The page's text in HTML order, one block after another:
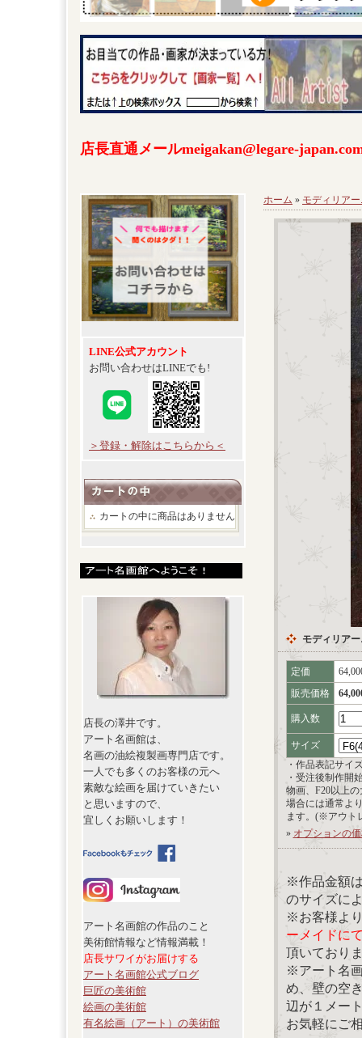
店長直通メールmeigakan@legare-
LINE公式アカウント
お問い合わせはLINEでも!
＞登録・解除はこちらから＜
カートの中に商品はありません
店長の澤井です。
アート名画館は、
名画の油絵複製画専門店です。
一人でも多くのお客様の元へ
素敵な絵画を届けていきたい
と思いますので、
宜しくお願いします！
アート名画館の作品のこと
美術館情報など情報満載！
店長サワイがお届けする
アート名画館公式ブログ
巨匠の美術館
絵画の美術館
有名絵画（アート）の美術館
ホーム » モディリア
モディリア
定価
販売価格
購入数
サイズ
・作品表記サイ
・受注後制作開
物画、F20以上
場合には通常よ
ます。(※アウト
» オプションの
※作品金額
のサイズに
※お客様よ
ーメイドに
頂いており
※アート名
め、壁の空
辺が１メー
お気軽にご